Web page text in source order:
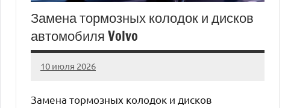
Замена тормозных колодок и дисков
автомобиля Volvo
10 июля 2026
Avtor
Нет
Замена тормозных колодок и дисков